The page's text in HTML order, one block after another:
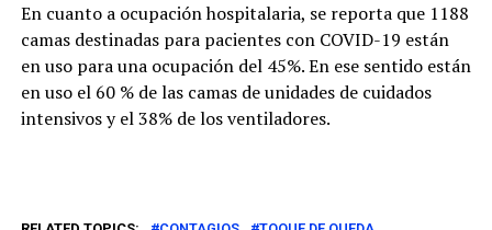
En cuanto a ocupación hospitalaria, se reporta que 1188
camas destinadas para pacientes con COVID-19 están
en uso para una ocupación del 45%. En ese sentido están
en uso el 60 % de las camas de unidades de cuidados
intensivos y el 38% de los ventiladores.